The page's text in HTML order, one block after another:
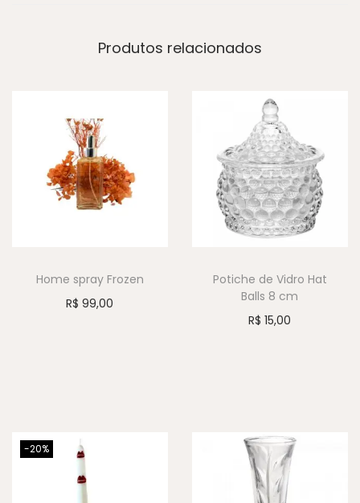
Produtos relacionados
Home spray Frozen
R$ 99,00
Potiche de Vidro Hat
Balls 8 cm
R$ 15,00
-20%